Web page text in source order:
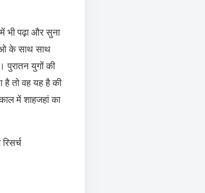
भी पढ़ा और सुना
के साथ साथ
पुरातन युगों की
है तो वह यह है की
में शाहजहां का